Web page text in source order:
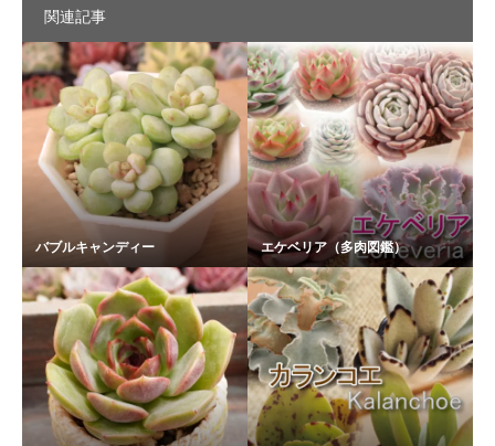
関連記事
バブルキャンディー エケベリア（多肉図鑑）